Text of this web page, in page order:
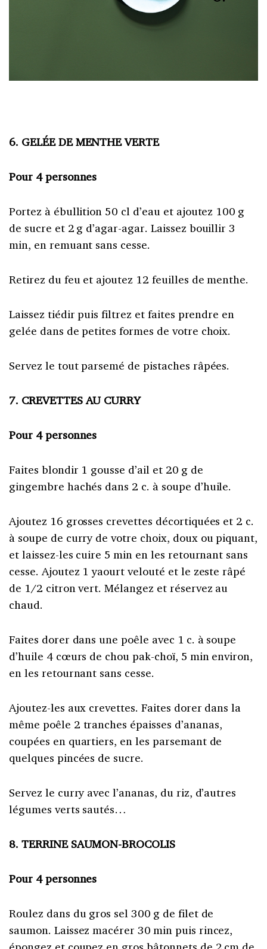
6. GELÉE DE MENTHE VERTE
Pour 4 personnes
Portez à ébullition 50 cl d’eau et ajoutez 100 g
de sucre et 2 g d’agar-agar. Laissez bouillir 3
min, en remuant sans cesse.
Retirez du feu et ajoutez 12 feuilles de menthe.
Laissez tiédir puis filtrez et faites prendre en
gelée dans de petites formes de votre choix.
Servez le tout parsemé de pistaches râpées.
7. CREVETTES AU CURRY
Pour 4 personnes
Faites blondir 1 gousse d’ail et 20 g de
gingembre hachés dans 2 c. à soupe d’huile.
Ajoutez 16 grosses crevettes décortiquées et 2 c.
à soupe de curry de votre choix, doux ou piquant,
et laissez-les cuire 5 min en les retournant sans
cesse. Ajoutez 1 yaourt velouté et le zeste râpé
de 1/2 citron vert. Mélangez et réservez au
chaud.
Faites dorer dans une poêle avec 1 c. à soupe
d’huile 4 cœurs de chou pak-choï, 5 min environ,
en les retournant sans cesse.
Ajoutez-les aux crevettes. Faites dorer dans la
même poêle 2 tranches épaisses d’ananas,
coupées en quartiers, en les parsemant de
quelques pincées de sucre.
Servez le curry avec l’ananas, du riz, d’autres
légumes verts sautés…
8. TERRINE SAUMON-BROCOLIS
Pour 4 personnes
Roulez dans du gros sel 300 g de filet de
saumon. Laissez macérer 30 min puis rincez,